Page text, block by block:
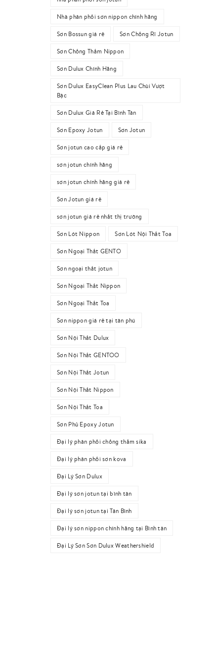
Nhà phân phối sơn nippon chính hãng
Sơn Bossun giá rẻ Sơn Chống Rỉ Jotun
Sơn Chống Thấm Nippon
Sơn Dulux Chính Hãng
Sơn Dulux EasyClean Plus Lau Chùi Vượt
Bậc
Sơn Dulux Giá Rẻ Tại Bình Tân
Sơn Epoxy Jotun Sơn Jotun
Sơn jotun cao cấp giá rẻ
sơn jotun chính hãng
sơn jotun chính hãng giá rẻ
Sơn Jotun giá rẻ
sơn jotun giá rẻ nhất thị trường
Sơn Lót Nippon Sơn Lót Nội Thất Toa
Sơn Ngoại Thất GENTO
Sơn ngoại thất jotun
Sơn Ngoại Thất Nippon
Sơn Ngoại Thất Toa
Sơn nippon giá rẻ tại tân phú
Sơn Nội Thất Dulux
Sơn Nội Thất GENTOO
Sơn Nội Thất Jotun
Sơn Nội Thất Nippon
Sơn Nội Thất Toa
Sơn Phủ Epoxy Jotun
Đại lý phân phối chống thấm sika
Đại lý phân phối sơn kova
Đại Lý Sơn Dulux
Đại lý sơn jotun tại bình tân
Đại lý sơn jotun tại Tân Bình
Đại lý sơn nippon chính hãng tại Bình tân
Đại Lý Sơn Sơn Dulux Weathershield